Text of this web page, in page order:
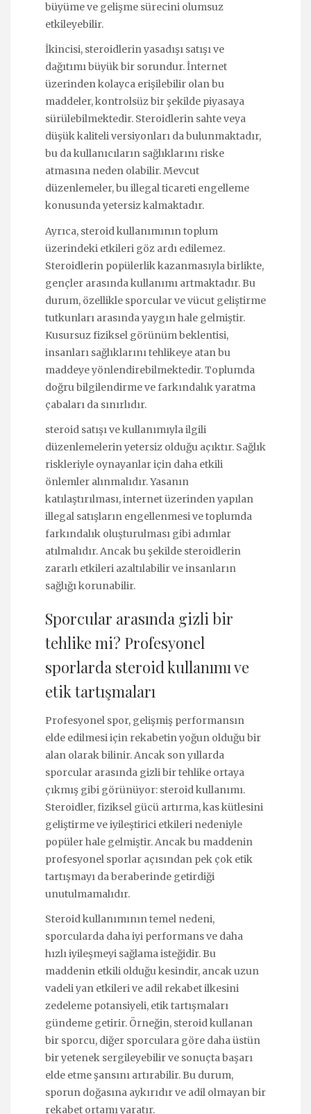
büyüme ve gelişme sürecini olumsuz
etkileyebilir.
İkincisi, steroidlerin yasadışı satışı ve
dağıtımı büyük bir sorundur. İnternet
üzerinden kolayca erişilebilir olan bu
maddeler, kontrolsüz bir şekilde piyasaya
sürülebilmektedir. Steroidlerin sahte veya
düşük kaliteli versiyonları da bulunmaktadır,
bu da kullanıcıların sağlıklarını riske
atmasına neden olabilir. Mevcut
düzenlemeler, bu illegal ticareti engelleme
konusunda yetersiz kalmaktadır.
Ayrıca, steroid kullanımının toplum
üzerindeki etkileri göz ardı edilemez.
Steroidlerin popülerlik kazanmasıyla birlikte,
gençler arasında kullanımı artmaktadır. Bu
durum, özellikle sporcular ve vücut geliştirme
tutkunları arasında yaygın hale gelmiştir.
Kusursuz fiziksel görünüm beklentisi,
insanları sağlıklarını tehlikeye atan bu
maddeye yönlendirebilmektedir. Toplumda
doğru bilgilendirme ve farkındalık yaratma
çabaları da sınırlıdır.
steroid satışı ve kullanımıyla ilgili
düzenlemelerin yetersiz olduğu açıktır. Sağlık
riskleriyle oynayanlar için daha etkili
önlemler alınmalıdır. Yasanın
katılaştırılması, internet üzerinden yapılan
illegal satışların engellenmesi ve toplumda
farkındalık oluşturulması gibi adımlar
atılmalıdır. Ancak bu şekilde steroidlerin
zararlı etkileri azaltılabilir ve insanların
sağlığı korunabilir.
Sporcular arasında gizli bir
tehlike mi? Profesyonel
sporlarda steroid kullanımı ve
etik tartışmaları
Profesyonel spor, gelişmiş performansın
elde edilmesi için rekabetin yoğun olduğu bir
alan olarak bilinir. Ancak son yıllarda
sporcular arasında gizli bir tehlike ortaya
çıkmış gibi görünüyor: steroid kullanımı.
Steroidler, fiziksel gücü artırma, kas kütlesini
geliştirme ve iyileştirici etkileri nedeniyle
popüler hale gelmiştir. Ancak bu maddenin
profesyonel sporlar açısından pek çok etik
tartışmayı da beraberinde getirdiği
unutulmamalıdır.
Steroid kullanımının temel nedeni,
sporcularda daha iyi performans ve daha
hızlı iyileşmeyi sağlama isteğidir. Bu
maddenin etkili olduğu kesindir, ancak uzun
vadeli yan etkileri ve adil rekabet ilkesini
zedeleme potansiyeli, etik tartışmaları
gündeme getirir. Örneğin, steroid kullanan
bir sporcu, diğer sporculara göre daha üstün
bir yetenek sergileyebilir ve sonuçta başarı
elde etme şansını artırabilir. Bu durum,
sporun doğasına aykırıdır ve adil olmayan bir
rekabet ortamı yaratır.